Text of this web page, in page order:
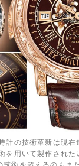
計の技術革新は現在
を用いて製作された